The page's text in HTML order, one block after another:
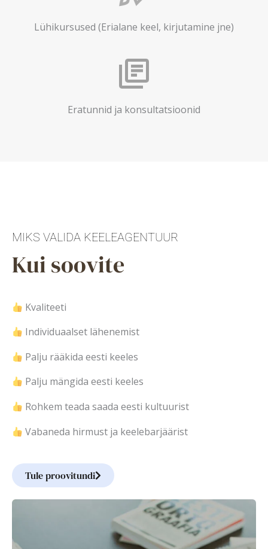
Lühikursused (Erialane keel, kirjutamine jne)
Eratunnid ja konsultatsioonid
MIKS VALIDA KEELEAGENTUUR
Kui soovite
Kvaliteeti
Individuaalset lähenemist
Palju rääkida eesti keeles
Palju mängida eesti keeles
Rohkem teada saada eesti kultuurist
Vabaneda hirmust ja keelebarjäärist
Tule proovitundi